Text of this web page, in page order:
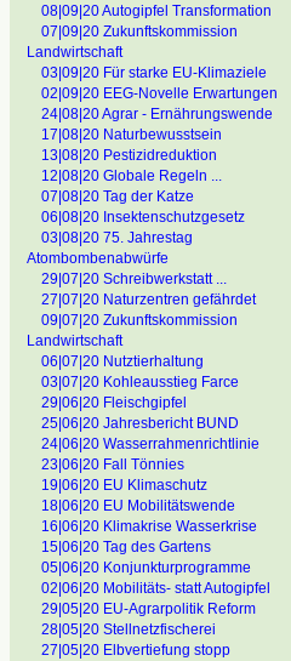
08|09|20 Autogipfel Transformation
07|09|20 Zukunftskommission
Landwirtschaft
03|09|20 Für starke EU-Klimaziele
02|09|20 EEG-Novelle Erwartungen
24|08|20 Agrar - Ernährungswende
17|08|20 Naturbewusstsein
13|08|20 Pestizidreduktion
12|08|20 Globale Regeln ...
07|08|20 Tag der Katze
06|08|20 Insektenschutzgesetz
03|08|20 75. Jahrestag
Atombombenabwürfe
29|07|20 Schreibwerkstatt ...
27|07|20 Naturzentren gefährdet
09|07|20 Zukunftskommission
Landwirtschaft
06|07|20 Nutztierhaltung
03|07|20 Kohleausstieg Farce
29|06|20 Fleischgipfel
25|06|20 Jahresbericht BUND
24|06|20 Wasserrahmenrichtlinie
23|06|20 Fall Tönnies
19|06|20 EU Klimaschutz
18|06|20 EU Mobilitätswende
16|06|20 Klimakrise Wasserkrise
15|06|20 Tag des Gartens
05|06|20 Konjunkturprogramme
02|06|20 Mobilitäts- statt Autogipfel
29|05|20 EU-Agrarpolitik Reform
28|05|20 Stellnetzfischerei
27|05|20 Elbvertiefung stopp